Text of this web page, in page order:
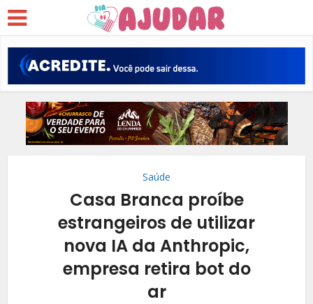
Saúde
Casa Branca proíbe
estrangeiros de utilizar
nova IA da Anthropic,
empresa retira bot do
ar